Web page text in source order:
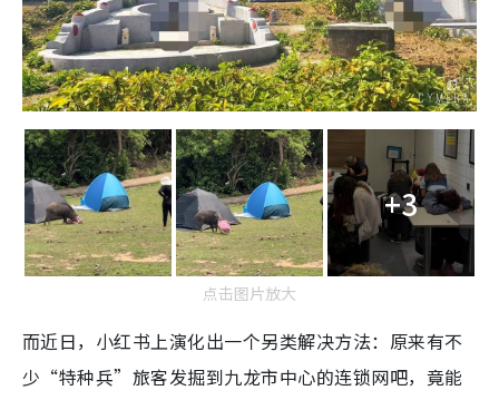
+3
点击图片放大
而近日，小红书上演化出一个另类解决方法：原来有不
少“特种兵”旅客发掘到九龙市中心的连锁网吧，竟能